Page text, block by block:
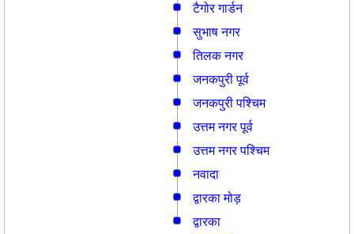
टैगोर गार्डन
सुभाष नगर
तिलक नगर
जनकपुरी पूर्व
जनकपुरी पश्चिम
उत्तम नगर पूर्व
उत्तम नगर पश्चिम
नवादा
द्वारका मोड़
द्वारका